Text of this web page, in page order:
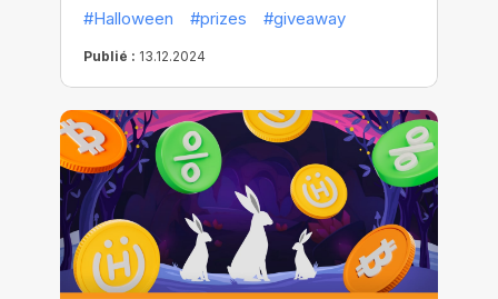
#Halloween
#prizes #giveaway
Publié : 13.12.2024